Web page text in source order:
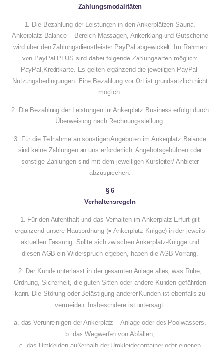
Zahlungsmodalitäten
1. Die Bezahlung der Leistungen in den Ankerplätzen Sauna,
Ankerplatz Balance – Bereich Massagen, Ankerklang und Gutscheine
wird über den Zahlungsdienstleister PayPal abgewickelt. Im Rahmen
von PayPal PLUS sind dabei folgende Zahlungsarten möglich:
PayPal,Kreditkarte. Es gelten ergänzend die jeweiligen PayPal-
Nutzungsbedingungen. Eine Bezahlung vor Ort ist grundsätzlich nicht
möglich.
2. Die Bezahlung der Leistungen im Ankerplatz Business erfolgt durch
Überweisung nach Rechnungsstellung.
3. Für die Teilnahme an sonstigen Angeboten im Ankerplatz Balance
sind keine Zahlungen an uns erforderlich. Angebotsgebühren oder
sonstige Zahlungen sind mit dem jeweiligen Kursleiter/ Anbieter
abzusprechen.
§ 6
Verhaltensregeln
1. Für den Aufenthalt und das Verhalten im Ankerplatz Erfurt gilt
ergänzend unsere Hausordnung (= Ankerplatz Knigge) in der jeweils
aktuellen Fassung. Sollte sich zwischen Ankerplatz-Knigge und
diesen AGB ein Widerspruch ergeben, haben die AGB Vorrang.
2. Der Kunde unterlässt in der gesamten Anlage alles, was Ruhe,
Ordnung, Sicherheit, die guten Sitten oder andere Kunden gefährden
kann. Die Störung oder Belästigung anderer Kunden ist ebenfalls zu
vermeiden. Insbesondere ist untersagt:
a. das Verunreinigen der Ankerplatz – Anlage oder des Poolwassers,
b. das Wegwerfen von Abfällen,
c. das Umkleiden außerhalb der Umkleidecontainer oder eigenen